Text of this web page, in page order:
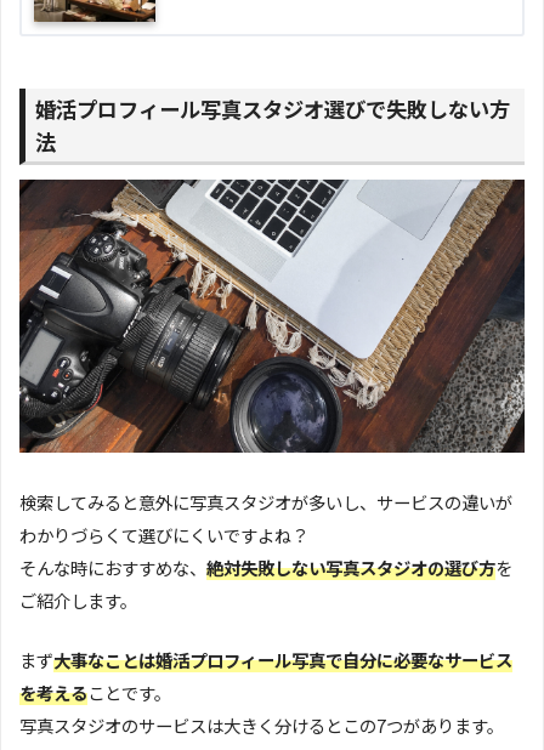
婚活プロフィール写真スタジオ選びで失敗しない方
法
検索してみると意外に写真スタジオが多いし、サービスの違いが
わかりづらくて選びにくいですよね？
そんな時におすすめな、 絶対失敗しない写真スタジオの選び方を
ご紹介します。
まず大事なことは婚活プロフィール写真で自分に必要なサービス
を考えることです。
写真スタジオのサービスは大きく分けるとこの7つがあります。